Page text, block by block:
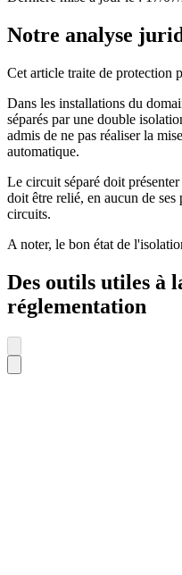
Notre analyse
Cet article traite de protection
Dans les installations du
séparés par une double
admis de ne pas réaliser la
automatique.
Le circuit séparé doit
doit être relié, en aucun de
circuits.
A noter, le bon état de
Des outils utiles à
réglementation